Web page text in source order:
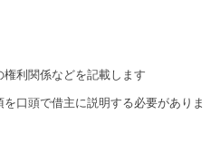
利関係などを記載します
口頭で借主に説明する必要がありま